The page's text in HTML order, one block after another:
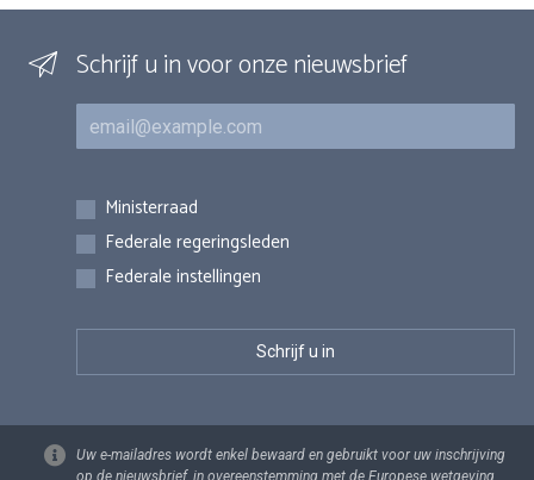
Schrijf u in voor onze nieuwsbrief
E-mail
Inschrijvingen
Ministerraad
Federale regeringsleden
Federale instellingen
Uw e-mailadres wordt enkel bewaard en gebruikt voor uw inschrijving
op de nieuwsbrief, in overeenstemming met de Europese wetgeving